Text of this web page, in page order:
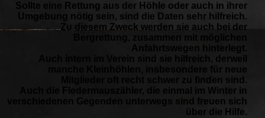
Sollte eine Rettung aus der Höhle oder auch in ihrer
Umgebung nötig sein, sind die Daten sehr hilfreich.
Zu diesem Zweck werden sie auch bei der
Bergrettung, zusammen mit möglichen
Anfahrtswegen hinterlegt.
Auch intern im Verein sind sie hilfreich, derweil
manche Kleinhöhlen, insbesondere für neue
Mitglieder oft recht schwer zu finden sind.
Auch die Fledermauszähler, die einmal im Winter in
verschiedenen Gegenden unterwegs sind freuen sich
über die Hilfe.